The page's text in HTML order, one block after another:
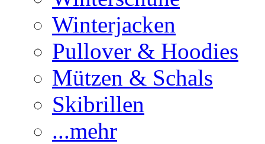
Winterjacken
Pullover & Hoodies
Mützen & Schals
Skibrillen
...mehr